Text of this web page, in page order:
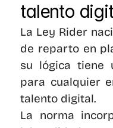
talento
La Ley Rider
de reparto en
su lógica tiene
para cualquier
talento digital.
La norma